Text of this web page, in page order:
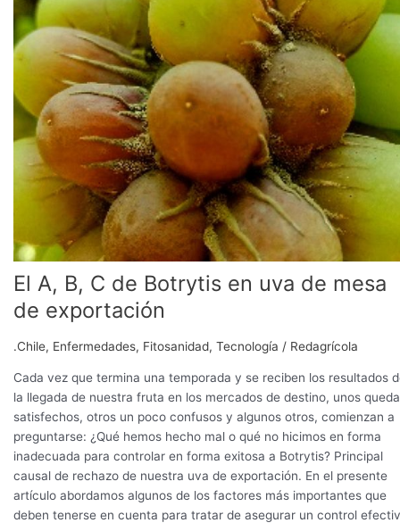
El A, B, C de Botrytis en uva de mesa
de exportación
.Chile, Enfermedades, Fitosanidad, Tecnología / Redagrícola
Cada vez que termina una temporada y se reciben los resultados
la llegada de nuestra fruta en los mercados de destino, unos
satisfechos, otros un poco confusos y algunos otros, comienzan a
preguntarse: ¿Qué hemos hecho mal o qué no hicimos en forma
inadecuada para controlar en forma exitosa a Botrytis? Principal
causal de rechazo de nuestra uva de exportación. En el presente
artículo abordamos algunos de los factores más importantes que
deben tenerse en cuenta para tratar de asegurar un control
de
Botrytis
en
uva
mesa
exportación